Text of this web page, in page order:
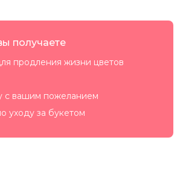
получаете
продления жизни цветов
с вашим пожеланием
уходу за букетом